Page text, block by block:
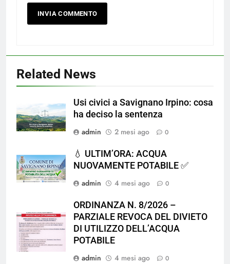
Related News
Usi civici a Savignano Irpino: cosa
ha deciso la sentenza
admin
2 mesi ago 0
💧 ULTIM’ORA: ACQUA
NUOVAMENTE POTABILE ✅
admin
4 mesi ago 0
ORDINANZA N. 8/2026 –
PARZIALE REVOCA DEL DIVIETO
DI UTILIZZO DELL’ACQUA
POTABILE
admin
4 mesi ago 0